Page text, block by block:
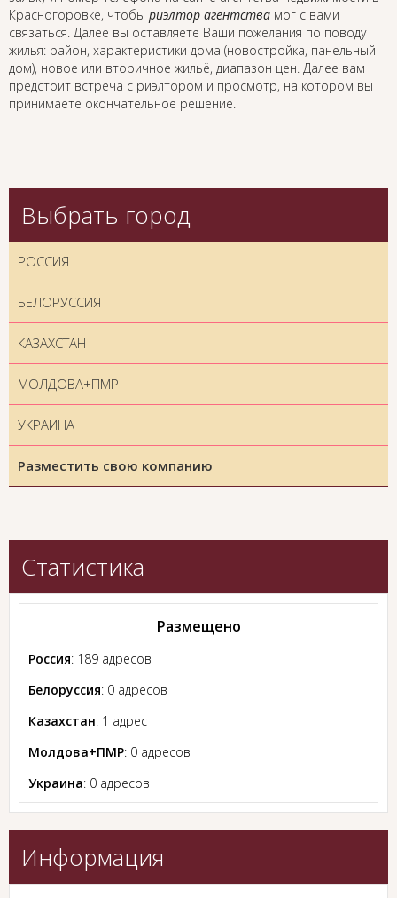
Красногоровке, чтобы риэлтор агентства мог с вами
связаться. Далее вы оставляете Ваши пожелания по поводу
жилья: район, характеристики дома (новостройка, панельный
дом), новое или вторичное жильё, диапазон цен. Далее вам
предстоит встреча с риэлтором и просмотр, на котором вы
принимаете окончательное решение.
Выбрать город
РОССИЯ
БЕЛОРУССИЯ
КАЗАХСТАН
МОЛДОВА+ПМР
УКРАИНА
Разместить свою компанию
Статистика
Размещено
Россия: 189 адресов
Белоруссия: 0 адресов
Казахстан: 1 адрес
Молдова+ПМР: 0 адресов
Украина: 0 адресов
Информация